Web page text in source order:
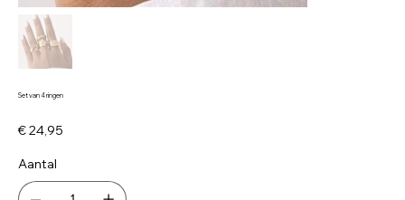
Set van 4 ringen
Prijs
€ 24,95
Aantal